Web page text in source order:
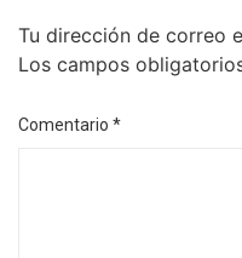
Tu dirección de correo
Los campos
Comentario *